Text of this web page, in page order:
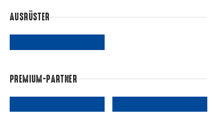
AUSRÜSTER
PREMIUM-PARTNER